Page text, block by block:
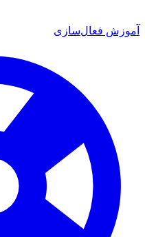
آموزش فعال‌سازی